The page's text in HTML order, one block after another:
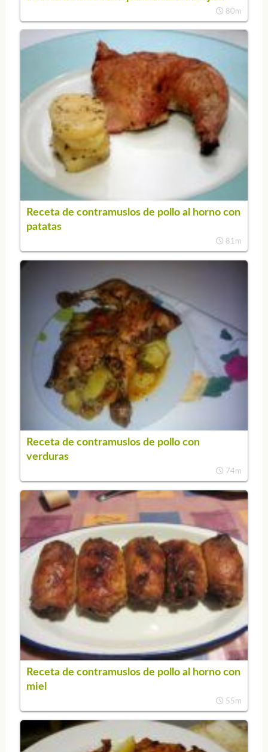
80m
Receta de contramuslos de pollo al horno con
patatas
81m
Receta de contramuslos de pollo con
verduras
74m
Receta de contramuslos de pollo al horno con
miel
55m